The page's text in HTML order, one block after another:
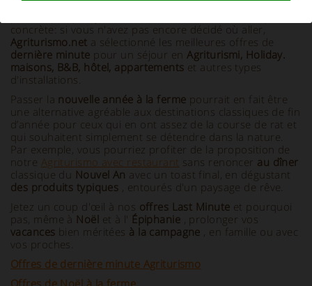
À l'approche delanouvelle année ,la possibilité de
concrète: si vous n'avez pas encore décidé où aller,
Agriturismo.net a sélectionné les meilleures offres de
dernière minute pour un séjour enAgriturismi, Holiday.
maisons, B&B, hôtel, appartements et autres types
d'installations.
Passer la nouvelle année à la ferme pourrait en fait être
une alternative agréable aux destinations classiques de fin
d’année pour ceux qui en ont assez de la course de rat et
qui souhaitent simplement se détendre dans la nature.
Par exemple, vous pourriez profiter de la proposition de
notre Agriturismo avec restaurant sans renoncer au dîner
classique du Nouvel An avec un toast final, en dégustant
des produits typiques , entourés d'un paysage de rêve.
Jetez un coup d'œil à nos offres Last Minute et pourquoi
pas, même à Noël et à l' Épiphanie , prolonger vos
vacances bien méritées à la campagne , en famille ou avec
vos proches.
Offres de dernière minute Agriturismo
Offres de Noël à la ferme